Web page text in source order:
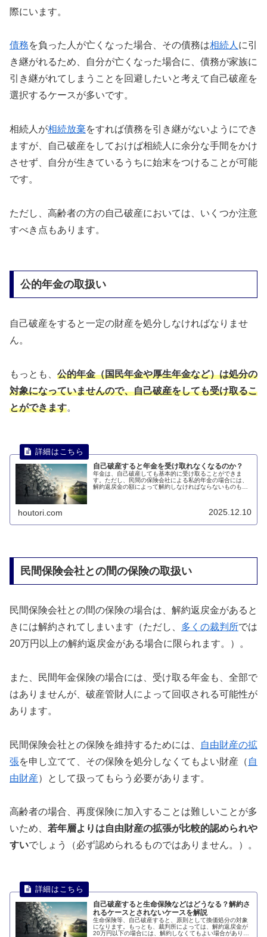
際にいます。
債務を負った人が亡くなった場合、その債務は相続人に引
き継がれるため、自分が亡くなった場合に、債務が家族に
引き継がれてしまうことを回避したいと考えて自己破産を
選択するケースが多いです。
相続人が相続放棄をすれば債務を引き継がないようにでき
ますが、自己破産をしておけば相続人に余分な手間をかけ
させず、自分が生きているうちに始末をつけることが可能
です。
ただし、高齢者の方の自己破産においては、いくつか注意
すべき点もあります。
公的年金の取扱い
自己破産をすると一定の財産を処分しなければなりませ
ん。
もっとも、 公的年金（国民年金や厚生年金など）は処分の
対象になっていませんので、自己破産をしても受け取るこ
とができます。
自己破産すると年金を受け取れなくなるのか？
年金は、自己破産しても基本的に受け取ることができま
す。ただし、民間の保険会社による私的年金の場合には、
解約返戻金の額によって解約しなければならないものもあ
houtori.com 2025.12.10
民間保険会社との間の保険の取扱い
民間保険会社との間の保険の場合は、解約返戻金があると
きには解約されてしまいます（ただし、 多くの裁判所では
20万円以上の解約返戻金がある場合に限られます。）。
また、民間年金保険の場合には、受け取る年金も、全部で
はありませんが、破産管財人によって回収される可能性が
あります。
民間保険会社との保険を維持するためには、
自由財産の拡
張を申し立てて、その保険を処分しなくてもよい財産（ 自
由財産）として扱ってもらう必要があります。
高齢者の場合、再度保険に加入することは難しいことが多
いため、 若年層よりは自由財産の拡張が比較的認められや
すいでしょう（必ず認められるものではありません。）。
自己破産すると生命保険などはどうなる？解約さ
れるケースとされないケースを解説
生命保険等、自己破産すると、原則として換価処分の対象
になります。もっとも、裁判所によっては、解約返戻金が
20万円以下の場合には、解約しなくてもよい場合がありま